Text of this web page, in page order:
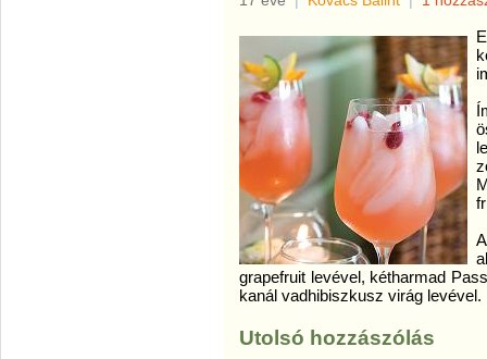
grapefruit levével, kétharmad
kanál vadhibiszkusz virág levével.
Utolsó hozzászólás